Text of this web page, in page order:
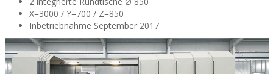
X=3000 / Y=700 / Z=850
Inbetriebnahme September 2017